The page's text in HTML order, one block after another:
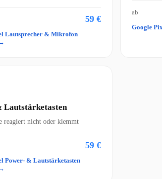
59 €
Lautsprecher & Mikrofon
ab
Google
Lautstärketasten
reagiert nicht oder klemmt
59 €
Power- & Lautstärketasten